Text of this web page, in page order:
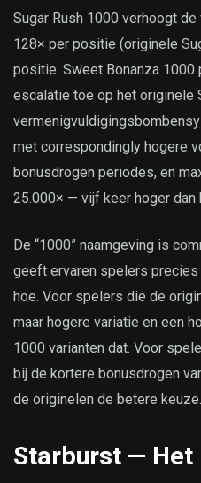
Sugar Rush 1000 verhoogt
128× per positie (originele
positie. Sweet Bonanza
escalatie toe op het originele
met correspondingly hogere
bonusdrogen periodes, en
25.000× — vijf keer hoger dan
De “1000” naamgeving is
geeft ervaren spelers precies
hoe. Voor spelers die de
maar hogere variatie en een
1000 varianten dat. Voor
bij de kortere bonusdrogen
de originelen de betere keuze.
Starburst — Het